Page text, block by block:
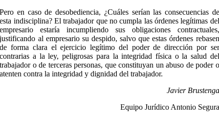
Pero en caso de desobediencia, ¿Cuáles serían las consecuencias de
esta indisciplina? El trabajador que no cumpla las órdenes legítimas del
empresario estaría incumpliendo sus obligaciones contractuales,
justificando al empresario su despido, salvo que estas órdenes rebasen
de forma clara el ejercicio legítimo del poder de dirección por ser
contrarias a la ley, peligrosas para la integridad física o la salud del
trabajador o de terceras personas, que constituyan un abuso de poder o
atenten contra la integridad y dignidad del trabajador.
Javier Brustenga
Equipo Jurídico Antonio Segura